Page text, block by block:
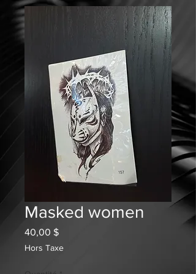
Masked women
40,00 $Prix
Hors Taxe